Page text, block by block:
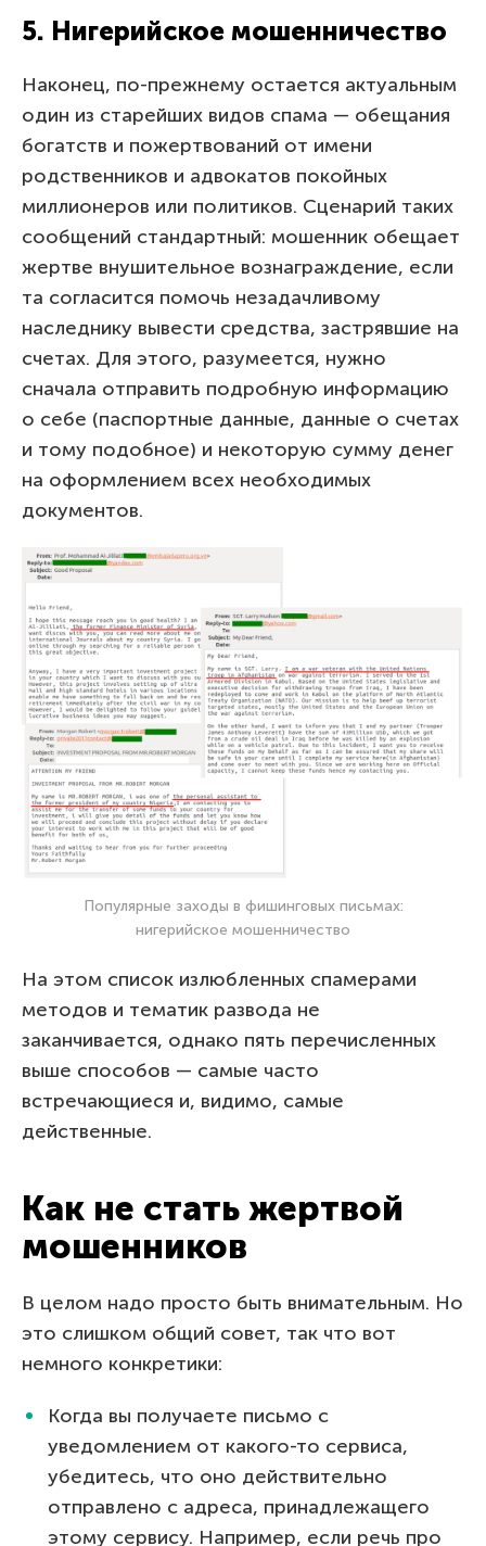
5. Нигерийское мошенничество
Наконец, по-прежнему остается актуальным
один из старейших видов спама — обещания
богатств и пожертвований от имени
родственников и адвокатов покойных
миллионеров или политиков. Сценарий таких
сообщений стандартный: мошенник обещает
жертве внушительное вознаграждение, если
та согласится помочь незадачливому
наследнику вывести средства, застрявшие на
счетах. Для этого, разумеется, нужно
сначала отправить подробную информацию
о себе (паспортные данные, данные о счетах
и тому подобное) и некоторую сумму денег
на оформлением всех необходимых
документов.
Популярные заходы в фишинговых письмах:
нигерийское мошенничество
На этом список излюбленных спамерами
методов и тематик развода не
заканчивается, однако пять перечисленных
выше способов — самые часто
встречающиеся и, видимо, самые
действенные.
Как не стать жертвой
мошенников
В целом надо просто быть внимательным. Но
это слишком общий совет, так что вот
немного конкретики:
Когда вы получаете письмо с
уведомлением от какого-то сервиса,
убедитесь, что оно действительно
отправлено с адреса, принадлежащего
этому сервису. Например, если речь про